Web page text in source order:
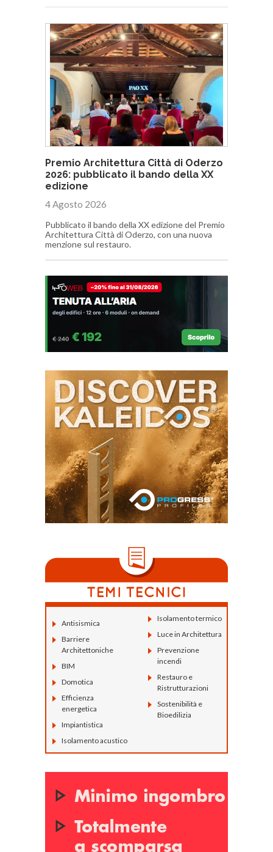
Premio Architettura Città di Oderzo
2026: pubblicato il bando della XX
edizione
4 Agosto 2026
Pubblicato il bando della XX edizione del Premio
Architettura Città di Oderzo, con una nuova
menzione sul restauro.
Antisismica
Barriere
Architettoniche
BIM
Domotica
Efficienza
energetica
Impiantistica
Isolamento acustico
Isolamento termico
Luce in Architettura
Prevenzione
incendi
Restauro e
Ristrutturazioni
Sostenibilità e
Bioedilizia